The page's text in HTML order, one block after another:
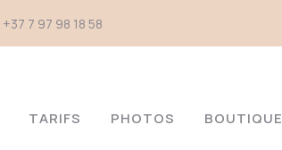
+37 7 97 98 18 58
TARIFS PHOTOS BOUTIQUE